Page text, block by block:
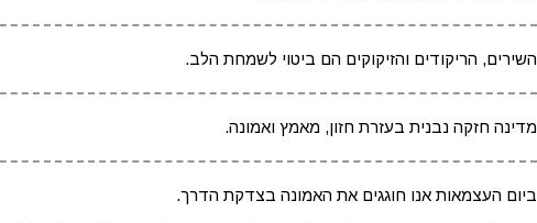
השירים, הריקודים והזיקוקים הם ביטוי לשמחת הלב.
מדינה חזקה נבנית בעזרת חזון, מאמץ ואמונה.
ביום העצמאות אנו חוגגים את האמונה בצדקת הדרך.